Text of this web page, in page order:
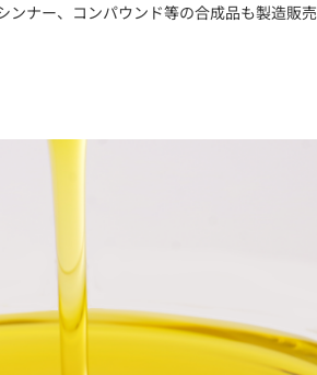
ンナー、コンパウンド等の合成品も製造販売